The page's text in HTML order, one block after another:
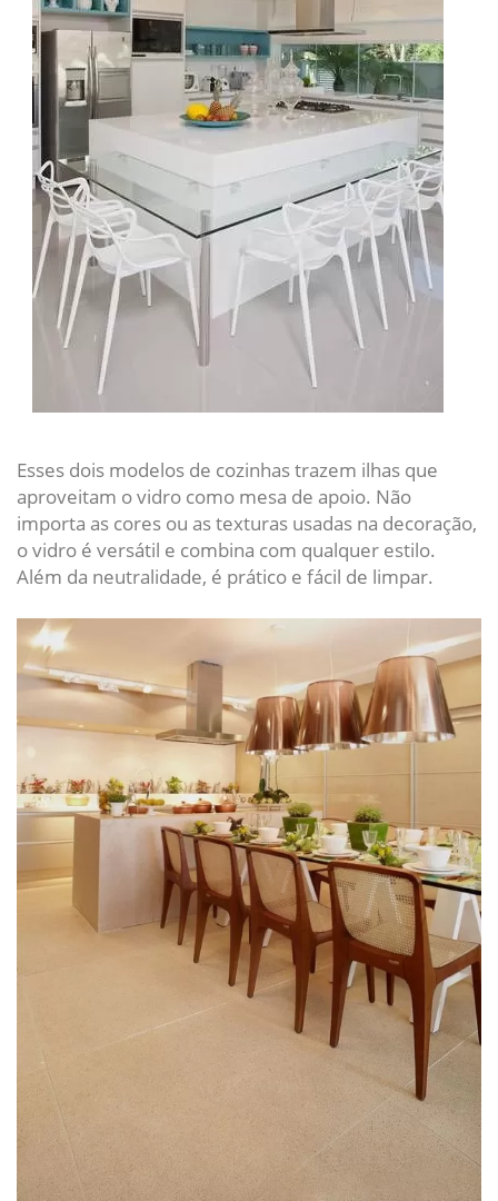
Esses dois modelos de cozinhas trazem ilhas que
aproveitam o vidro como mesa de apoio. Não
importa as cores ou as texturas usadas na decoração,
o vidro é versátil e combina com qualquer estilo.
Além da neutralidade, é prático e fácil de limpar.